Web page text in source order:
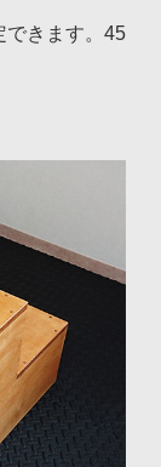
できます。45